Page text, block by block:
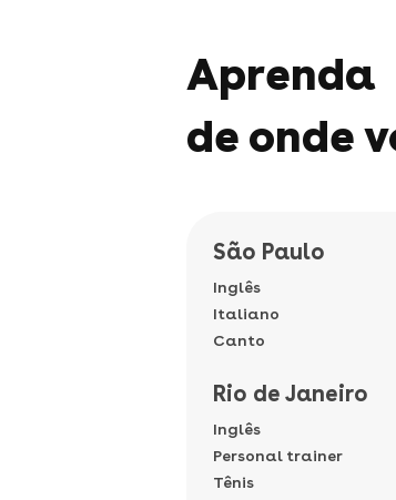
Aprenda
de onde
São Paulo
Inglês
Italiano
Canto
Rio de Janeiro
Inglês
Personal trainer
Tênis